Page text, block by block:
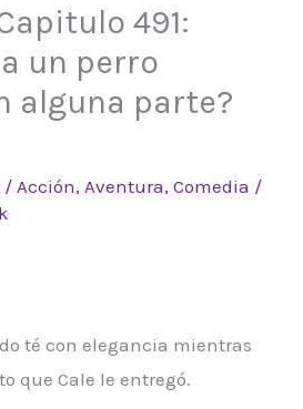
491:
un perro
alguna parte?
/ Acción, Aventura, Comedia /
té con elegancia mientras
que Cale le entregó.